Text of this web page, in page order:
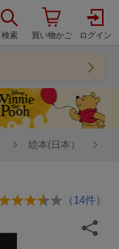
絵本(日本）
（ 14件）